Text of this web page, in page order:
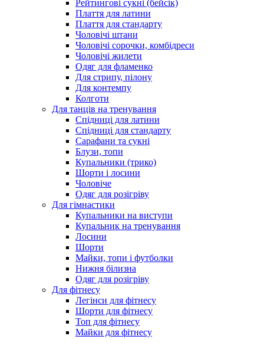
Рейтингові сукні (бейсік)
Плаття для латини
Плаття для стандарту
Чоловічі штани
Чоловічі сорочки, комбідреси
Чоловічі жилети
Одяг для фламенко
Для стрипу, пілону
Для контемпу
Колготи
Для танців на тренування
Спідниці для латини
Спідниці для стандарту
Сарафани та сукні
Блузи, топи
Купальники (трико)
Шорти і лосини
Чоловіче
Одяг для розігріву
Для гімнастики
Купальники на виступи
Купальник на тренування
Лосини
Шорти
Майки, топи і футболки
Нижня білизна
Одяг для розігріву
Для фітнесу
Легінси для фітнесу
Шорти для фітнесу
Топ для фітнесу
Майки для фітнесу